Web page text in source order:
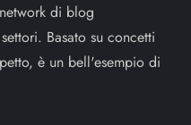
di blog
Basato su concetti
è un bell'esempio di